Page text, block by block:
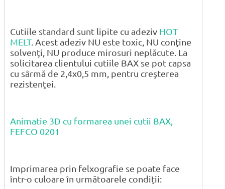
Cutiile standard sunt lipite cu adeziv HOT
MELT. Acest adeziv NU este toxic, NU conţine
solvenţi, NU produce mirosuri neplăcute. La
solicitarea clientului cutiile BAX se pot capsa
cu sârmă de 2,4x0,5 mm, pentru creşterea
rezistenţei.
Animatie 3D cu formarea unei cutii BAX,
FEFCO 0201
Imprimarea prin felxografie se poate face
într-o culoare în următoarele condiții: